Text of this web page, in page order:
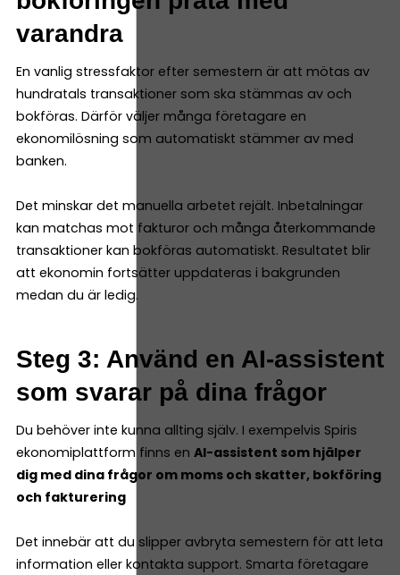
varandra
En vanlig stressfaktor efter semestern är att mötas av
hundratals transaktioner som ska stämmas av och
bokföras. Därför väljer många företagare en
ekonomilösning som automatiskt stämmer av med
banken.
Det minskar det manuella arbetet rejält. Inbetalningar
kan matchas mot fakturor och många återkommande
transaktioner kan bokföras automatiskt. Resultatet blir
att ekonomin fortsätter uppdateras i bakgrunden
medan du är ledig.
Steg 3: Använd en AI-assistent
som svarar på dina frågor
Du behöver inte kunna allting själv. I exempelvis Spiris
ekonomiplattform finns en AI-assistent som hjälper
dig med dina frågor om moms och skatter, bokföring
och fakturering
Det innebär att du slipper avbryta semestern för att leta
information eller kontakta support. Smarta företagare